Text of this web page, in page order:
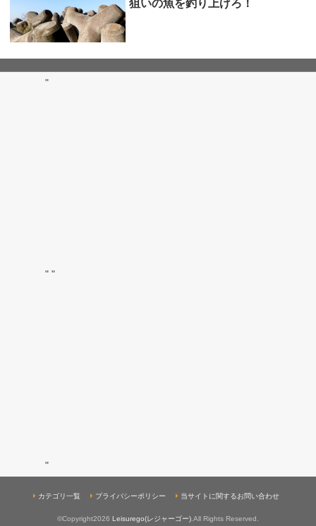
狙いの魚を釣り上げろ！
"
" "
"
カテゴリ一覧 プライバシーポリシー 当サイトに関するお問い合わせ
©Copyright2026 Leisurego(レジャーゴー) .All Rights Reserved.